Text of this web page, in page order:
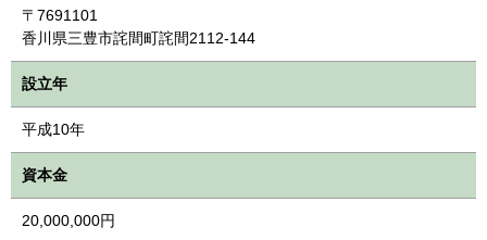
〒7691101
香川県三豊市詫間町詫間2112-144
設立年
平成10年
資本金
20,000,000円